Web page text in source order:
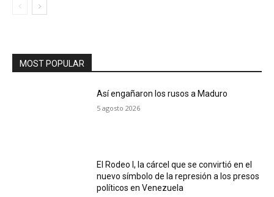
MOST POPULAR
Así engañaron los rusos a Maduro
5 agosto 2026
El Rodeo I, la cárcel que se convirtió en el
nuevo símbolo de la represión a los presos
políticos en Venezuela